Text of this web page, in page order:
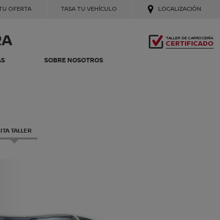
SOBRE NOSOTROS
OFERTA TASA TU VEHÍCULO LOCALIZACIÓN
TALLER